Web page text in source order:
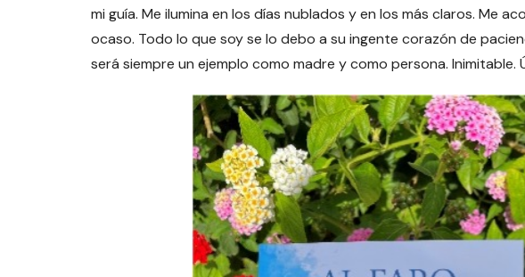
mi guía. Me ilumina en los días nublados y en los más claros. Me
ocaso. Todo lo que soy se lo debo a su ingente corazón de
será siempre un ejemplo como madre y como persona. Inimitable.